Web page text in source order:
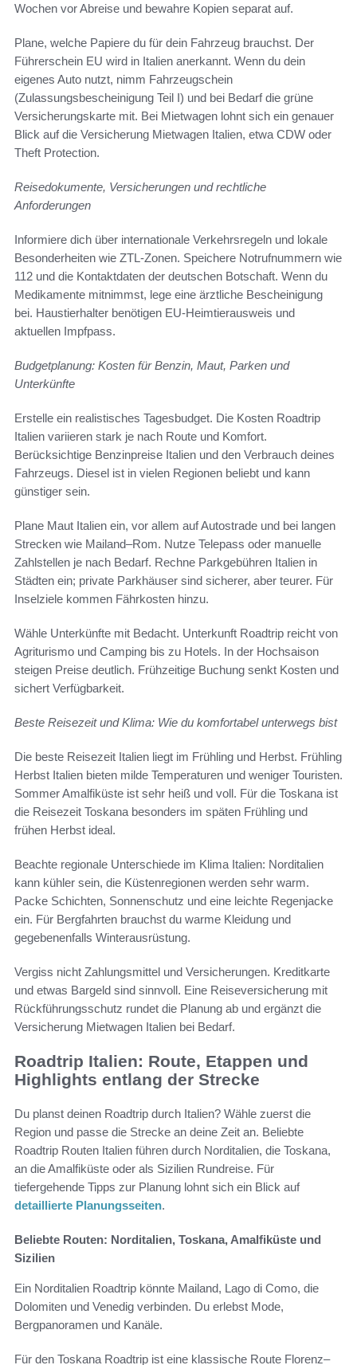
Wochen vor Abreise und bewahre Kopien separat auf.
Plane, welche Papiere du für dein Fahrzeug brauchst. Der
Führerschein EU wird in Italien anerkannt. Wenn du dein
eigenes Auto nutzt, nimm Fahrzeugschein
(Zulassungsbescheinigung Teil I) und bei Bedarf die grüne
Versicherungskarte mit. Bei Mietwagen lohnt sich ein genauer
Blick auf die Versicherung Mietwagen Italien, etwa CDW oder
Theft Protection.
Reisedokumente, Versicherungen und rechtliche
Anforderungen
Informiere dich über internationale Verkehrsregeln und lokale
Besonderheiten wie ZTL-Zonen. Speichere Notrufnummern wie
112 und die Kontaktdaten der deutschen Botschaft. Wenn du
Medikamente mitnimmst, lege eine ärztliche Bescheinigung
bei. Haustierhalter benötigen EU-Heimtierausweis und
aktuellen Impfpass.
Budgetplanung: Kosten für Benzin, Maut, Parken und
Unterkünfte
Erstelle ein realistisches Tagesbudget. Die Kosten Roadtrip
Italien variieren stark je nach Route und Komfort.
Berücksichtige Benzinpreise Italien und den Verbrauch deines
Fahrzeugs. Diesel ist in vielen Regionen beliebt und kann
günstiger sein.
Plane Maut Italien ein, vor allem auf Autostrade und bei langen
Strecken wie Mailand–Rom. Nutze Telepass oder manuelle
Zahlstellen je nach Bedarf. Rechne Parkgebühren Italien in
Städten ein; private Parkhäuser sind sicherer, aber teurer. Für
Inselziele kommen Fährkosten hinzu.
Wähle Unterkünfte mit Bedacht. Unterkunft Roadtrip reicht von
Agriturismo und Camping bis zu Hotels. In der Hochsaison
steigen Preise deutlich. Frühzeitige Buchung senkt Kosten und
sichert Verfügbarkeit.
Beste Reisezeit und Klima: Wie du komfortabel unterwegs bist
Die beste Reisezeit Italien liegt im Frühling und Herbst. Frühling
Herbst Italien bieten milde Temperaturen und weniger Touristen.
Sommer Amalfiküste ist sehr heiß und voll. Für die Toskana ist
die Reisezeit Toskana besonders im späten Frühling und
frühen Herbst ideal.
Beachte regionale Unterschiede im Klima Italien: Norditalien
kann kühler sein, die Küstenregionen werden sehr warm.
Packe Schichten, Sonnenschutz und eine leichte Regenjacke
ein. Für Bergfahrten brauchst du warme Kleidung und
gegebenenfalls Winterausrüstung.
Vergiss nicht Zahlungsmittel und Versicherungen. Kreditkarte
und etwas Bargeld sind sinnvoll. Eine Reiseversicherung mit
Rückführungsschutz rundet die Planung ab und ergänzt die
Versicherung Mietwagen Italien bei Bedarf.
Roadtrip Italien: Route, Etappen und
Highlights entlang der Strecke
Du planst deinen Roadtrip durch Italien? Wähle zuerst die
Region und passe die Strecke an deine Zeit an. Beliebte
Roadtrip Routen Italien führen durch Norditalien, die Toskana,
an die Amalfiküste oder als Sizilien Rundreise. Für
tiefergehende Tipps zur Planung lohnt sich ein Blick auf
detaillierte Planungsseiten.
Beliebte Routen: Norditalien, Toskana, Amalfiküste und
Sizilien
Ein Norditalien Roadtrip könnte Mailand, Lago di Como, die
Dolomiten und Venedig verbinden. Du erlebst Mode,
Bergpanoramen und Kanäle.
Für den Toskana Roadtrip ist eine klassische Route Florenz–